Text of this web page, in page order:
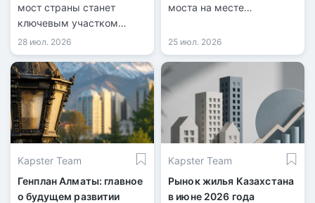
мост страны станет
ключевым участком
новой трассы.
28 июл. 2026
моста на месте
25 июл. 2026
Kapster Team
Генплан Алматы: главное
о будущем развитии
Kapster Team
Рынок жилья Казахстана
в июне 2026 года